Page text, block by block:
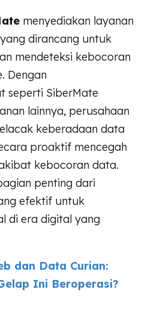
menyediakan layanan
dirancang untuk
mendeteksi kebocoran
Dengan
seperti SiberMate
lainnya, perusahaan
keberadaan data
proaktif mencegah
kebocoran data.
penting dari
efektif untuk
di era digital yang
dan Data Curian:
Ini Beroperasi?